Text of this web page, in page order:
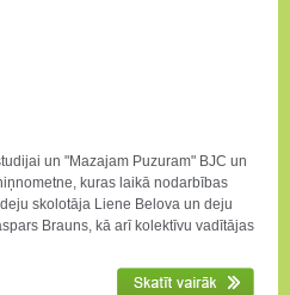
un "Mazajam Puzuram" BJC un
kuras laikā nodarbības
skolotāja Liene Belova un deju
Brauns, kā arī kolektīvu vadītājas